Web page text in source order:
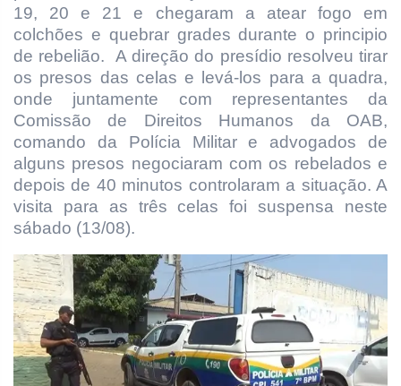
19, 20 e 21 e chegaram a atear fogo em
colchões e quebrar grades durante o principio
de rebelião. A direção do presídio resolveu tirar
os presos das celas e levá-los para a quadra,
onde juntamente com representantes da
Comissão de Direitos Humanos da OAB,
comando da Polícia Militar e advogados de
alguns presos negociaram com os rebelados e
depois de 40 minutos controlaram a situação. A
visita para as três celas foi suspensa neste
sábado (13/08).